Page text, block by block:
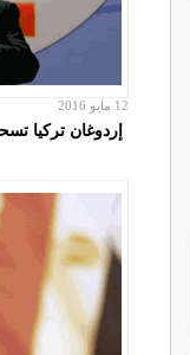
12 مايو 2016
إردوغان تركيا